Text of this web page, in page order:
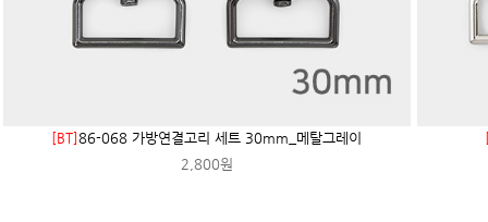
[BT]86-068 가방연결고리 세트 30mm_메탈그레이
2,800원